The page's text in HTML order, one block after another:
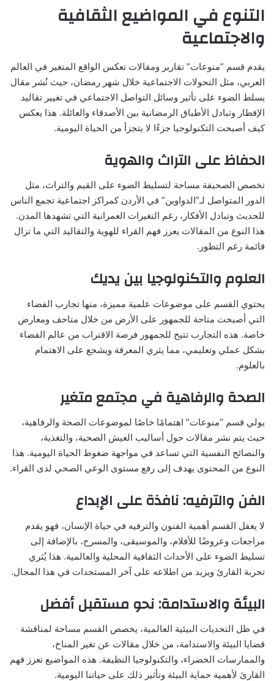
التنوع في المواضيع الثقافية
والاجتماعية
يقدم قسم “منوعات” تقارير ومقالات تعكس الواقع المتغير في العالم
العربي، مثل التحولات الاجتماعية خلال شهر رمضان، حيث نُشر مقال
يسلط الضوء على تأثير وسائل التواصل الاجتماعي في تغيير تقاليد
الإفطار وتبادل الأطباق الرمضانية بين الأصدقاء والعائلة. هذا يعكس
كيف أصبحت التكنولوجيا جزءًا لا يتجزأ من الحياة اليومية.
الحفاظ على التراث والهوية
تخصص الصحيفة مساحة لتسليط الضوء على القيم والتراث، مثل
الدور المتواصل لـ”الدواوين” في الأردن كمراكز اجتماعية تجمع الناس
للحديث وتبادل الأفكار، رغم التغيرات العمرانية التي تشهدها المدن.
هذا النوع من المقالات يعزز فهم القراء للهوية والتقاليد التي ما تزال
قائمة رغم التطور.
العلوم والتكنولوجيا بين يديك
يحتوي القسم على موضوعات علمية مميزة، منها تجارب الفضاء
التي أصبحت متاحة للجمهور على الأرض من خلال متاحف ومعارض
خاصة. هذه التجارب تتيح للجمهور فرصة الاقتراب من عالم الفضاء
بشكل عملي وتعليمي، مما يثري المعرفة ويشجع على الاهتمام
بالعلوم.
الصحة والرفاهية في مجتمع متغير
يولي قسم “منوعات” اهتمامًا خاصًا لموضوعات الصحة والرفاهية،
حيث يتم نشر مقالات حول أساليب العيش الصحية، والتغذية،
والنصائح النفسية التي تساعد في مواجهة ضغوط الحياة اليومية. هذا
النوع من المحتوى يهدف إلى رفع مستوى الوعي الصحي لدى القراء.
الفن والترفيه: نافذة على الإبداع
لا يغفل القسم أهمية الفنون والترفيه في حياة الإنسان، فهو يقدم
مراجعات وعروضًا للأفلام، والموسيقى، والمسرح، بالإضافة إلى
تسليط الضوء على الأحداث الثقافية المحلية والعالمية. هذا يُثري
تجربة القارئ ويزيد من اطلاعه على آخر المستجدات في هذا المجال.
البيئة والاستدامة: نحو مستقبل أفضل
في ظل التحديات البيئية العالمية، يخصص القسم مساحة لمناقشة
قضايا البيئة والاستدامة، من خلال مقالات عن تغير المناخ،
والممارسات الخضراء، والتكنولوجيا النظيفة. هذه المواضيع تعزز فهم
القارئ لأهمية حماية البيئة وتأثير ذلك على حياتنا اليومية.